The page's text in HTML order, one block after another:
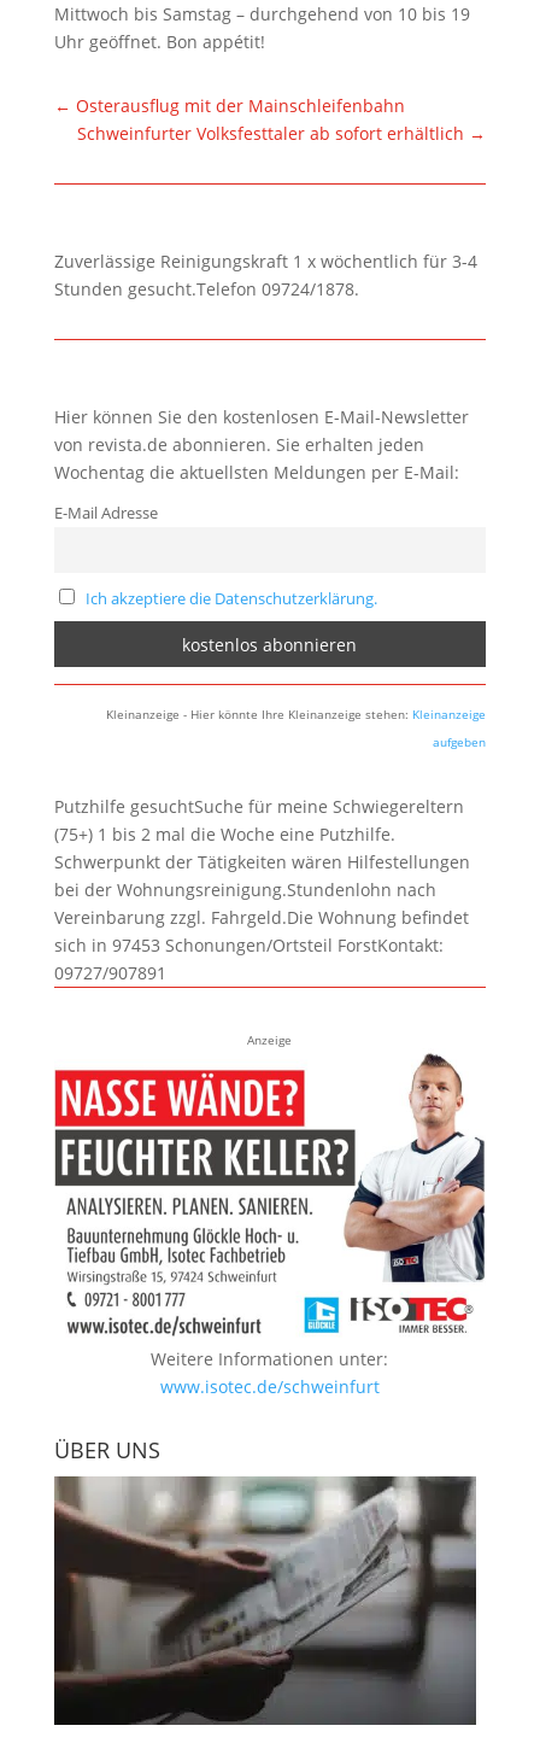
Mittwoch bis Samstag – durchgehend von 10 bis 19
Uhr geöffnet. Bon appétit!
← Osterausflug mit der Mainschleifenbahn
Schweinfurter Volksfesttaler ab sofort erhältlich →
Zuverlässige Reinigungskraft 1 x wöchentlich für 3-4
Stunden gesucht.Telefon 09724/1878.
Hier können Sie den kostenlosen E-Mail-Newsletter
von revista.de abonnieren. Sie erhalten jeden
Wochentag die aktuellsten Meldungen per E-Mail:
E-Mail Adresse
Ich akzeptiere die Datenschutzerklärung.
Kleinanzeige - Hier könnte Ihre Kleinanzeige stehen: Kleinanzeige
aufgeben
Putzhilfe gesuchtSuche für meine Schwiegereltern
(75+) 1 bis 2 mal die Woche eine Putzhilfe.
Schwerpunkt der Tätigkeiten wären Hilfestellungen
bei der Wohnungsreinigung.Stundenlohn nach
Vereinbarung zzgl. Fahrgeld.Die Wohnung befindet
sich in 97453 Schonungen/Ortsteil ForstKontakt:
09727/907891
Anzeige
Weitere Informationen unter:
www.isotec.de/schweinfurt
ÜBER UNS